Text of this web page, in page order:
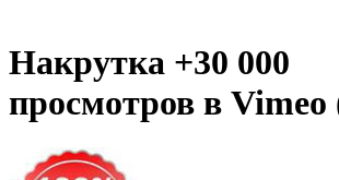
Накрутка +30 000
просмотров в